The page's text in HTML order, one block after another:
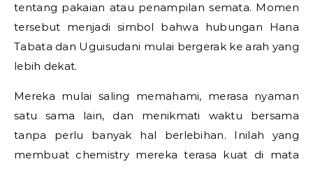
tentang pakaian atau penampilan semata. Momen
tersebut menjadi simbol bahwa hubungan Hana
Tabata dan Uguisudani mulai bergerak ke arah yang
lebih dekat.
Mereka mulai saling memahami, merasa nyaman
satu sama lain, dan menikmati waktu bersama
tanpa perlu banyak hal berlebihan. Inilah yang
membuat chemistry mereka terasa kuat di mata